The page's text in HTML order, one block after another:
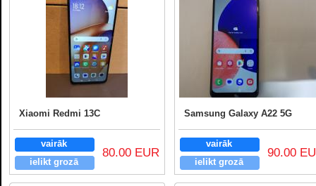
Xiaomi Redmi 13C
vairāk
ielikt grozā
80.00 EUR
Samsung Galaxy A22 5G
vairāk
ielikt grozā
90.00